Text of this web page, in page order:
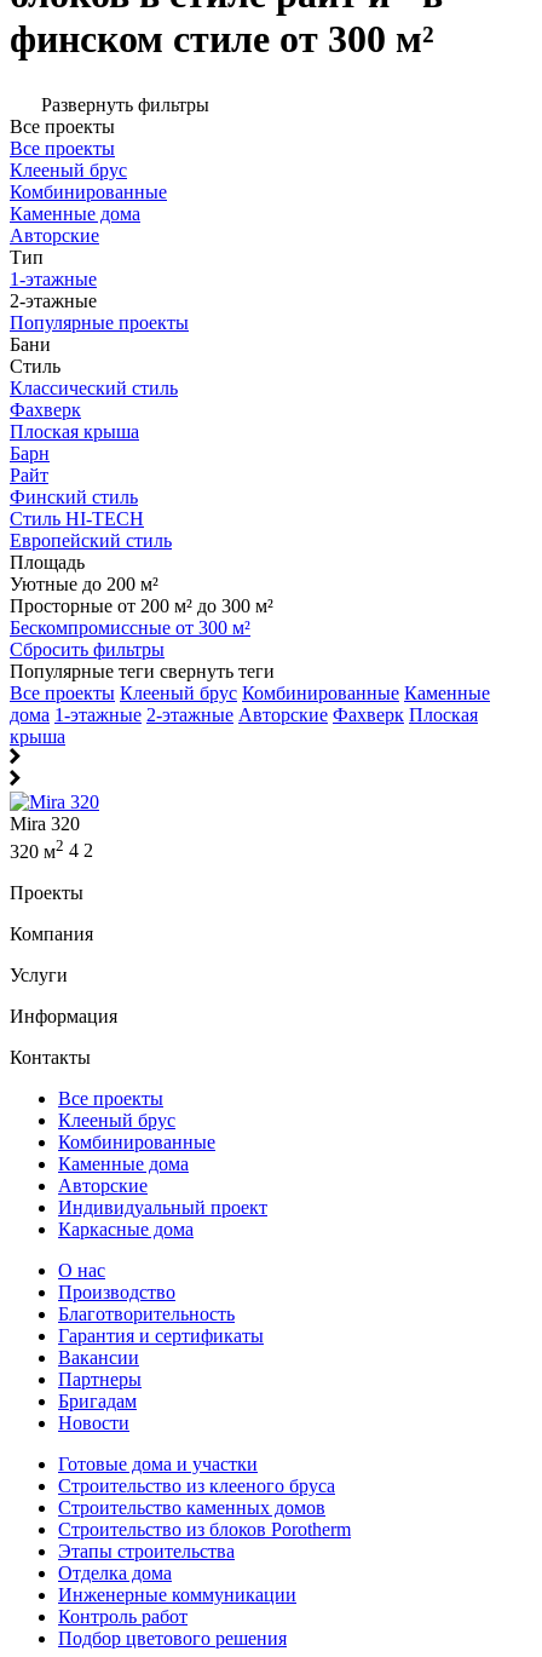
финском стиле от 300 м²
Развернуть фильтры
Все проекты
Все проекты
Клееный брус
Комбинированные
Каменные дома
Авторские
Тип
1-этажные
2-этажные
Популярные проекты
Бани
Стиль
Классический стиль
Фахверк
Плоская крыша
Барн
Райт
Финский стиль
Стиль HI-TECH
Европейский стиль
Площадь
Уютные до 200 м²
Просторные от 200 м² до 300 м²
Бескомпромиссные от 300 м²
Сбросить фильтры
Популярные теги свернуть теги
Все проекты Клееный брус Комбинированные Каменные
дома 1-этажные 2-этажные Авторские Фахверк Плоская
крыша
Mira 320
320 м2 4 2
Проекты
Компания
Услуги
Информация
Контакты
Все проекты
Клееный брус
Комбинированные
Каменные дома
Авторские
Индивидуальный проект
Каркасные дома
О нас
Производство
Благотворительность
Гарантия и сертификаты
Вакансии
Партнеры
Бригадам
Новости
Готовые дома и участки
Строительство из клееного бруса
Строительство каменных домов
Строительство из блоков Porotherm
Этапы строительства
Отделка дома
Инженерные коммуникации
Контроль работ
Подбор цветового решения